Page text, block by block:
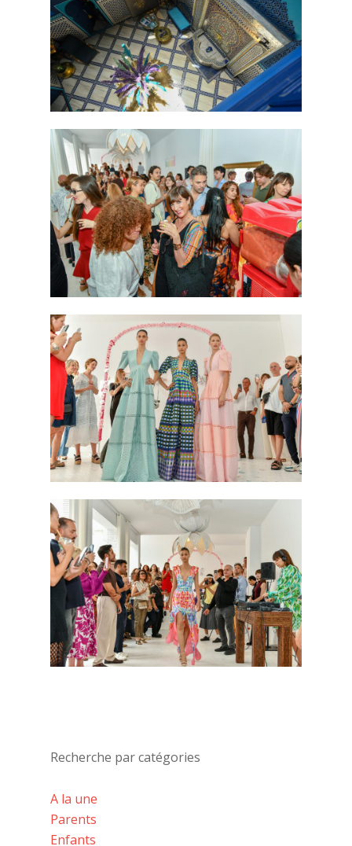
Recherche par catégories
A la une
Parents
Enfants